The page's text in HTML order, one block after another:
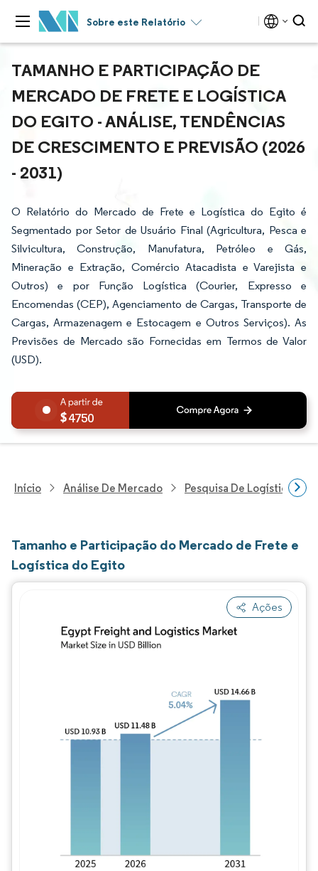
Sobre este Relatório
TAMANHO E PARTICIPAÇÃO DE
MERCADO DE FRETE E LOGÍSTICA
DO EGITO - ANÁLISE, TENDÊNCIAS
DE CRESCIMENTO E PREVISÃO (2026
- 2031)
O Relatório do Mercado de Frete e Logística do Egito é
Segmentado por Setor de Usuário Final (Agricultura, Pesca e
Silvicultura, Construção, Manufatura, Petróleo e Gás,
Mineração e Extração, Comércio Atacadista e Varejista e
Outros) e por Função Logística (Courier, Expresso e
Encomendas (CEP), Agenciamento de Cargas, Transporte de
Cargas, Armazenagem e Estocagem e Outros Serviços). As
Previsões de Mercado são Fornecidas em Termos de Valor
(USD).
4750
Início Análise De Mercado Pesquisa De Logística
Tamanho e Participação do Mercado de Frete e
Logística do Egito
Ações